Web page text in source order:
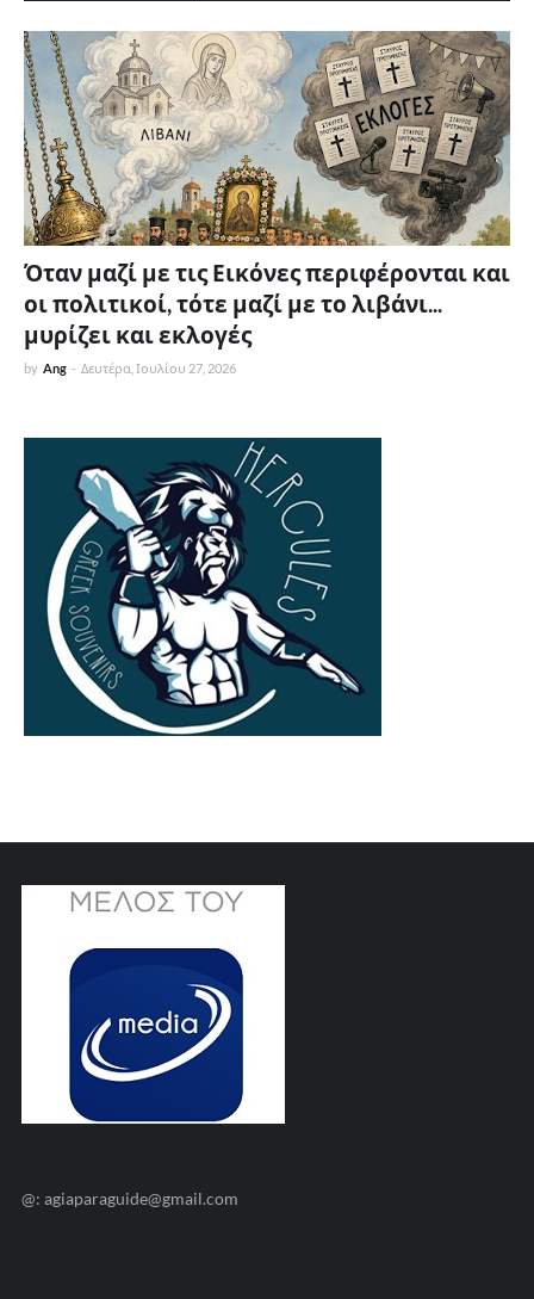
Όταν μαζί με τις Εικόνες περιφέρονται και
οι πολιτικοί, τότε μαζί με το λιβάνι...
μυρίζει και εκλογές
by Ang - Δευτέρα, Ιουλίου 27, 2026
@: agiaparaguide@gmail.com